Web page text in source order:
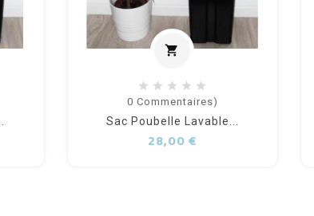
shopping_cart
0 Commentaires)
Sac Poubelle Lavable...
28,00 €